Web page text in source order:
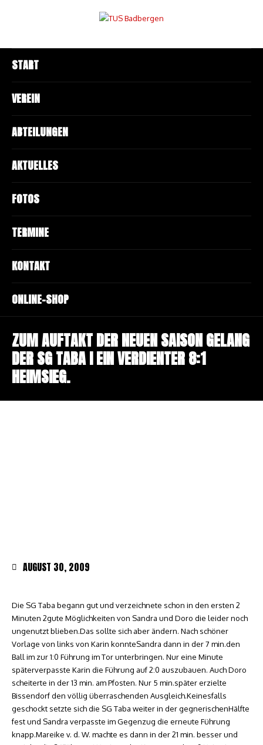
START
VEREIN
ABTEILUNGEN
AKTUELLES
FOTOS
TERMINE
KONTAKT
ONLINE-SHOP
ZUM AUFTAKT DER NEUEN SAISON GELANG
DER SG TABA I EIN VERDIENTER 8:1
HEIMSIEG.
AUGUST 30, 2009
Die SG Taba begann gut und verzeichnete schon in den ersten 2
Minuten 2gute Möglichkeiten von Sandra und Doro die leider noch
ungenutzt blieben.Das sollte sich aber ändern. Nach schöner
Vorlage von links von Karin konnteSandra dann in der 7 min.den
Ball im zur 1:0 Führung im Tor unterbringen. Nur eine Minute
späterverpasste Karin die Führung auf 2:0 auszubauen. Auch Doro
scheiterte in der 13 min. am Pfosten. Nur 5 min.später erzielte
Bissendorf den völlig überraschenden Ausgleich.Keinesfalls
geschockt setzte sich die SG Taba weiter in der gegnerischenHälfte
fest und Sandra verpasste im Gegenzug die erneute Führung
knapp.Mareike v. d. W. machte es dann in der 21 min. besser und